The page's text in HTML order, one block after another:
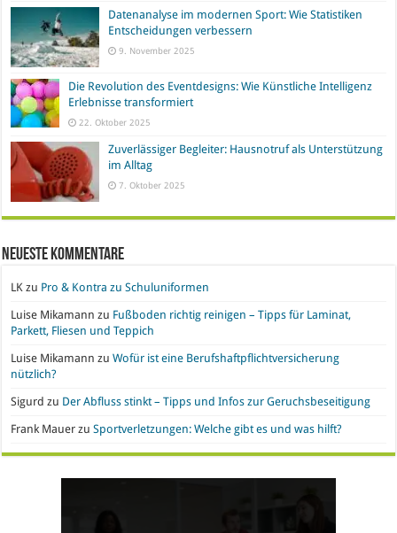
Datenanalyse im modernen Sport: Wie Statistiken
Entscheidungen verbessern
9. November 2025
Die Revolution des Eventdesigns: Wie Künstliche Intelligenz
Erlebnisse transformiert
22. Oktober 2025
Zuverlässiger Begleiter: Hausnotruf als Unterstützung
im Alltag
7. Oktober 2025
Neueste Kommentare
LK zu Pro & Kontra zu Schuluniformen
Luise Mikamann zu Fußboden richtig reinigen – Tipps für Laminat,
Parkett, Fliesen und Teppich
Luise Mikamann zuWofür ist eine Berufshaftpflichtversicherung
nützlich?
Sigurd zu Der Abfluss stinkt – Tipps und Infos zur Geruchsbeseitigung
Frank Mauer zuSportverletzungen: Welche gibt es und was hilft?